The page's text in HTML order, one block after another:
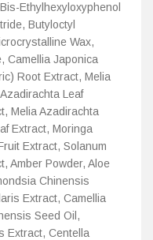
Ethylhexyloxyphenol
Butyloctyl
Wax,
Camellia Japonica
Root Extract, Melia
Leaf
Melia Azadirachta
Extract, Moringa
Extract, Solanum
Amber Powder, Aloe
Chinensis
Extract, Camellia
Seed Oil,
Extract, Centella